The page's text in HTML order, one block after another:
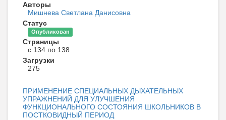
Авторы
Мишнева Светлана Данисовна
Статус
Опубликован
Страницы
с 134 по 138
Загрузки
275
ПРИМЕНЕНИЕ СПЕЦИАЛЬНЫХ ДЫХАТЕЛЬНЫХ
УПРАЖНЕНИЙ ДЛЯ УЛУЧШЕНИЯ
ФУНКЦИОНАЛЬНОГО СОСТОЯНИЯ ШКОЛЬНИКОВ В
ПОСТКОВИДНЫЙ ПЕРИОД